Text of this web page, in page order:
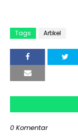
Tags Artikel
0 Komentar